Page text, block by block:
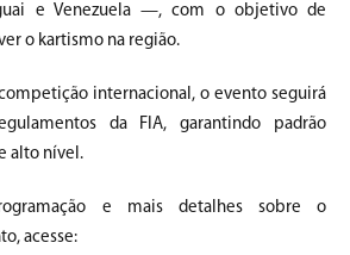
e Venezuela —, com o objetivo de
o kartismo na região.
internacional, o evento seguirá
da FIA, garantindo padrão
alto nível.
e mais detalhes sobre o
acesse: